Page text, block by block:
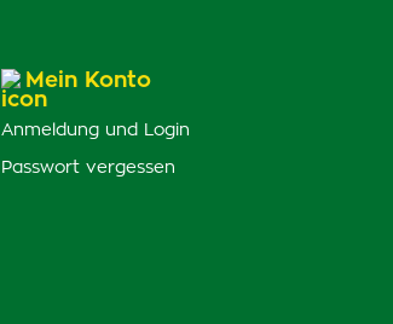
Mein Konto
Anmeldung und Login
Passwort vergessen